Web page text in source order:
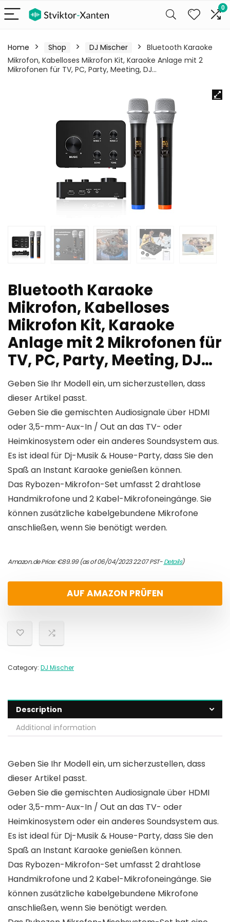
0
Home Shop DJ Mischer
Bluetooth Karaoke
Mikrofon, Kabelloses Mikrofon Kit, Karaoke Anlage mit 2
Mikrofonen für TV, PC, Party, Meeting, DJ…
Bluetooth Karaoke
Mikrofon, Kabelloses
Mikrofon Kit, Karaoke
Anlage mit 2 Mikrofonen für
TV, PC, Party, Meeting, DJ…
Geben Sie Ihr Modell ein, um sicherzustellen, dass
dieser Artikel passt.
Geben Sie die gemischten Audiosignale über HDMI
oder 3,5-mm-Aux-In / Out an das TV- oder
Heimkinosystem oder ein anderes Soundsystem aus.
Es ist ideal für Dj-Musik & House-Party, dass Sie den
Spaß an Instant Karaoke genießen können.
Das Rybozen-Mikrofon-Set umfasst 2 drahtlose
Handmikrofone und 2 Kabel-Mikrofoneingänge. Sie
können zusätzliche kabelgebundene Mikrofone
anschließen, wenn Sie benötigt werden.
Amazon.de Price:€89.99(as of 06/04/2023 22:07 PST-Details)
AUF AMAZON PRÜFEN
Category: DJ Mischer
Description
Additional information
Geben Sie Ihr Modell ein, um sicherzustellen, dass
dieser Artikel passt.
Geben Sie die gemischten Audiosignale über HDMI
oder 3,5-mm-Aux-In / Out an das TV- oder
Heimkinosystem oder ein anderes Soundsystem aus.
Es ist ideal für Dj-Musik & House-Party, dass Sie den
Spaß an Instant Karaoke genießen können.
Das Rybozen-Mikrofon-Set umfasst 2 drahtlose
Handmikrofone und 2 Kabel-Mikrofoneingänge. Sie
können zusätzliche kabelgebundene Mikrofone
anschließen, wenn Sie benötigt werden.